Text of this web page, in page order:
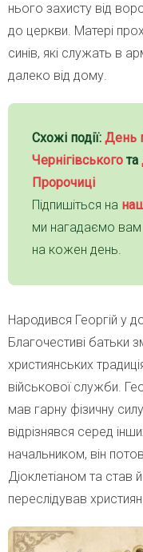
нього захисту від
до церкви. Матері
синів, які служать в
далеко від дому.
Схожі події: День
Чернігівського та
Пророчиці
Підпишіться на
ми нагадаємо вам
на кожен день.
Народився Георгій у
Благочестиві батьки
християнських
військової служби.
мав гарну фізичну
відрізнявся серед
начальником, він
Діоклетіаном та став
переслідував